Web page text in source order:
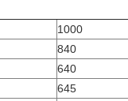
1000
840
640
645